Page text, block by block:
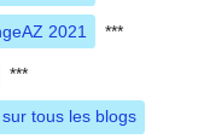
2021 ***
***
tous les blogs